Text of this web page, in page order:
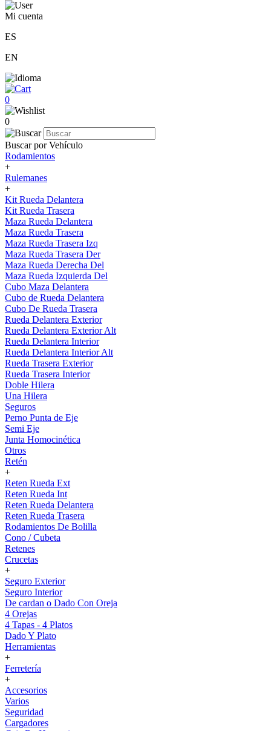
Mi cuenta
ES
EN
0
0
Buscar por Vehículo
Rodamientos
+
Rulemanes
+
Kit Rueda Delantera
Kit Rueda Trasera
Maza Rueda Delantera
Maza Rueda Trasera
Maza Rueda Trasera Izq
Maza Rueda Trasera Der
Maza Rueda Derecha Del
Maza Rueda Izquierda Del
Cubo Maza Delantera
Cubo de Rueda Delantera
Cubo De Rueda Trasera
Rueda Delantera Exterior
Rueda Delantera Exterior Alt
Rueda Delantera Interior
Rueda Delantera Interior Alt
Rueda Trasera Exterior
Rueda Trasera Interior
Doble Hilera
Una Hilera
Seguros
Perno Punta de Eje
Semi Eje
Junta Homocinética
Otros
Retén
+
Reten Rueda Ext
Reten Rueda Int
Reten Rueda Delantera
Reten Rueda Trasera
Rodamientos De Bolilla
Cono / Cubeta
Retenes
Crucetas
+
Seguro Exterior
Seguro Interior
De cardan o Dado Con Oreja
4 Orejas
4 Tapas - 4 Platos
Dado Y Plato
Herramientas
+
Ferretería
+
Accesorios
Varios
Seguridad
Cargadores